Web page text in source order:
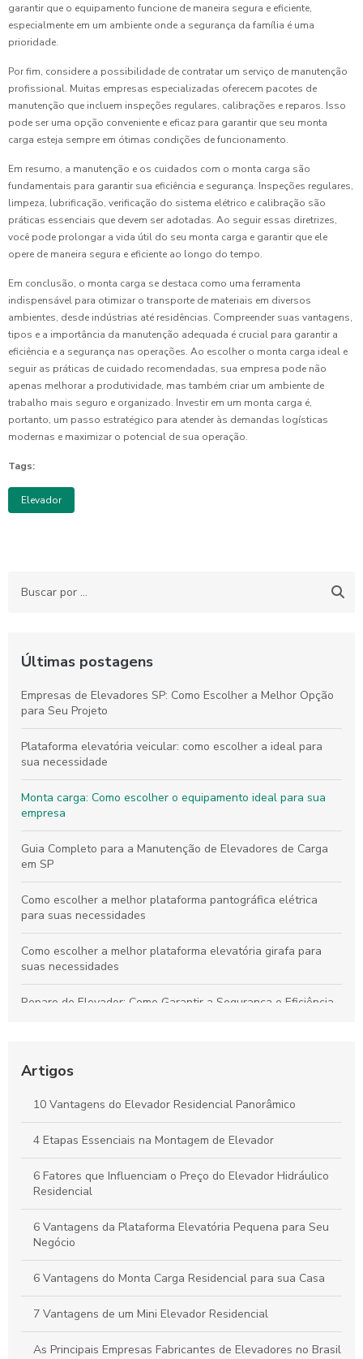
garantir que o equipamento funcione de maneira segura e eficiente,
especialmente em um ambiente onde a segurança da família é uma
prioridade.
Por fim, considere a possibilidade de contratar um serviço de manutenção
profissional. Muitas empresas especializadas oferecem pacotes de
manutenção que incluem inspeções regulares, calibrações e reparos. Isso
pode ser uma opção conveniente e eficaz para garantir que seu monta
carga esteja sempre em ótimas condições de funcionamento.
Em resumo, a manutenção e os cuidados com o monta carga são
fundamentais para garantir sua eficiência e segurança. Inspeções regulares,
limpeza, lubrificação, verificação do sistema elétrico e calibração são
práticas essenciais que devem ser adotadas. Ao seguir essas diretrizes,
você pode prolongar a vida útil do seu monta carga e garantir que ele
opere de maneira segura e eficiente ao longo do tempo.
Em conclusão, o monta carga se destaca como uma ferramenta
indispensável para otimizar o transporte de materiais em diversos
ambientes, desde indústrias até residências. Compreender suas vantagens,
tipos e a importância da manutenção adequada é crucial para garantir a
eficiência e a segurança nas operações. Ao escolher o monta carga ideal e
seguir as práticas de cuidado recomendadas, sua empresa pode não
apenas melhorar a produtividade, mas também criar um ambiente de
trabalho mais seguro e organizado. Investir em um monta carga é,
portanto, um passo estratégico para atender às demandas logísticas
modernas e maximizar o potencial de sua operação.
Tags:
Elevador
Últimas postagens
Empresas de Elevadores SP: Como Escolher a Melhor Opção
para Seu Projeto
Plataforma elevatória veicular: como escolher a ideal para
sua necessidade
Monta carga: Como escolher o equipamento ideal para sua
empresa
Guia Completo para a Manutenção de Elevadores de Carga
em SP
Como escolher a melhor plataforma pantográfica elétrica
para suas necessidades
Como escolher a melhor plataforma elevatória girafa para
suas necessidades
Reparo de Elevador: Como Garantir a Segurança e Eficiência
Melhor para Seu Prédio
Descubra as Melhores Empresas de Elevadores e Suas
Inovações
Artigos
10 Vantagens do Elevador Residencial Panorâmico
4 Etapas Essenciais na Montagem de Elevador
6 Fatores que Influenciam o Preço do Elevador Hidráulico
Residencial
6 Vantagens da Plataforma Elevatória Pequena para Seu
Negócio
6 Vantagens do Monta Carga Residencial para sua Casa
7 Vantagens de um Mini Elevador Residencial
As Principais Empresas Fabricantes de Elevadores no Brasil